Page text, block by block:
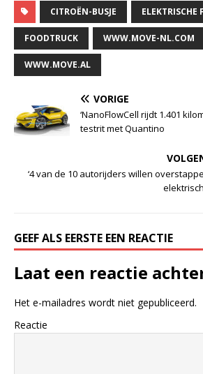
CITROËN-BUSJE ELEKTRISCHE
FOODTRUCK WWW.MOVE-NL.COM
WWW.MOVE.AL
VORIGE
‘NanoFlowCell rijdt 1.401
testrit met Quantino
‘4 van de 10 autorijders willen
GEEF ALS EERSTE EEN REACTIE
Laat een reactie
Het e-mailadres wordt niet gepubliceerd.
Reactie